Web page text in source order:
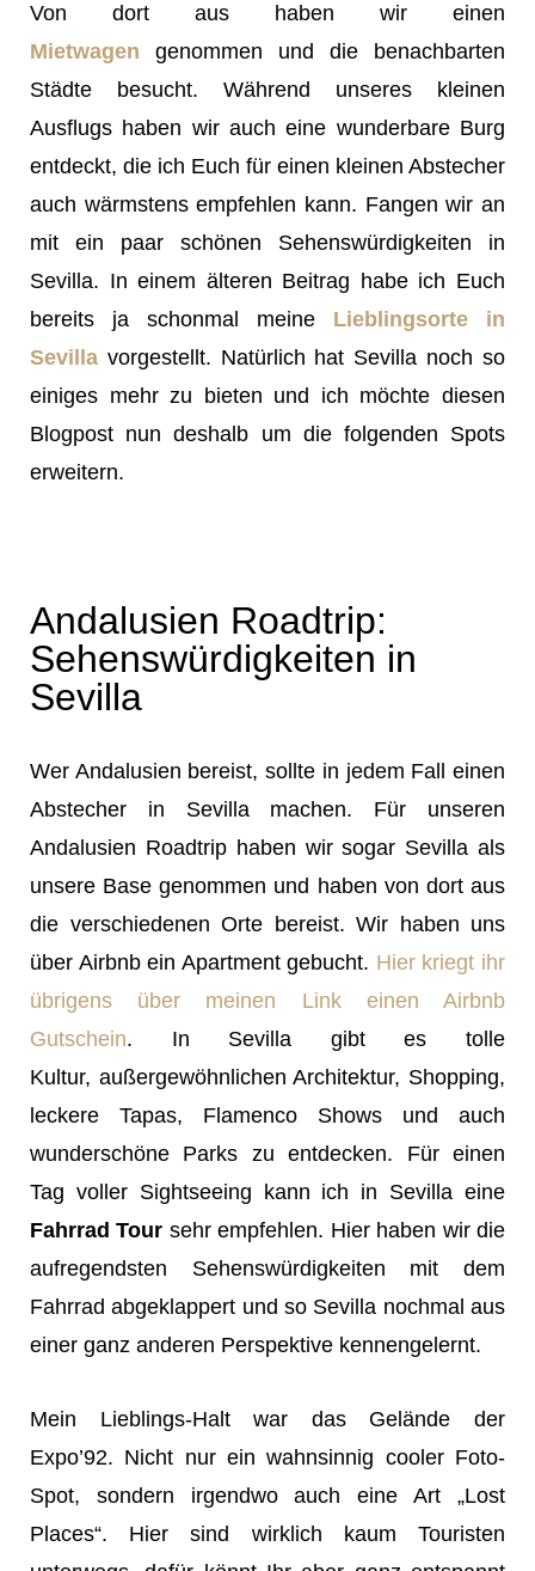
Von dort aus haben wir einen
Mietwagen genommen und die benachbarten
Städte besucht. Während unseres kleinen
Ausflugs haben wir auch eine wunderbare Burg
entdeckt, die ich Euch für einen kleinen Abstecher
auch wärmstens empfehlen kann. Fangen wir an
mit ein paar schönen Sehenswürdigkeiten in
Sevilla. In einem älteren Beitrag habe ich Euch
bereits ja schonmal meine Lieblingsorte in
Sevilla vorgestellt. Natürlich hat Sevilla noch so
einiges mehr zu bieten und ich möchte diesen
Blogpost nun deshalb um die folgenden Spots
erweitern.
Andalusien Roadtrip:
Sehenswürdigkeiten in
Sevilla
Wer Andalusien bereist, sollte in jedem Fall einen
Abstecher in Sevilla machen. Für unseren
Andalusien Roadtrip haben wir sogar Sevilla als
unsere Base genommen und haben von dort aus
die verschiedenen Orte bereist. Wir haben uns
über Airbnb ein Apartment gebucht. Hier kriegt ihr
übrigens über meinen Link einen Airbnb
Gutschein. In Sevilla gibt es tolle
Kultur, außergewöhnlichen Architektur, Shopping,
leckere Tapas, Flamenco Shows und auch
wunderschöne Parks zu entdecken. Für einen
Tag voller Sightseeing kann ich in Sevilla eine
Fahrrad Tour sehr empfehlen. Hier haben wir die
aufregendsten Sehenswürdigkeiten mit dem
Fahrrad abgeklappert und so Sevilla nochmal aus
einer ganz anderen Perspektive kennengelernt.
Mein Lieblings-Halt war das Gelände der
Expo’92. Nicht nur ein wahnsinnig cooler Foto-
Spot, sondern irgendwo auch eine Art „Lost
Places“. Hier sind wirklich kaum Touristen